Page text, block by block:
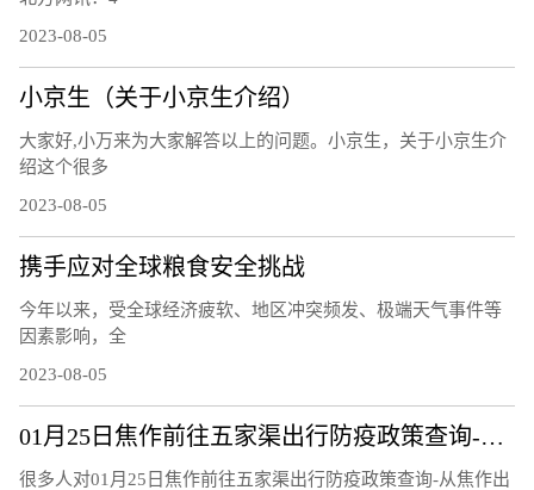
2023-08-05
小京生（关于小京生介绍）
大家好,小万来为大家解答以上的问题。小京生，关于小京生介
绍这个很多
2023-08-05
携手应对全球粮食安全挑战
今年以来，受全球经济疲软、地区冲突频发、极端天气事件等
因素影响，全
2023-08-05
01月25日焦作前往五家渠出行防疫政策查询-从焦作出发到五家渠的防疫政策
很多人对01月25日焦作前往五家渠出行防疫政策查询-从焦作出